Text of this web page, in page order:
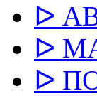
ᐅ
ᐅ
ᐅ